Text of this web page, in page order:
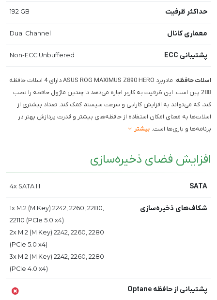
حداکثر ظرفیت 192 GB
معماری کانال Dual Channel
پشتیبانی ECC Non-ECC Unbuffered
اسلات حافظه
: مادربرد ASUS ROG MAXIMUS Z890 HERO دارای 4 اسلات حافظه
288 پین است. این ظرفیت به کاربر اجازه می‌دهد تا چندین ماژول حافظه را نصب
کند، که می‌تواند به افزایش کارایی و سرعت سیستم کمک کند. تعداد بیشتری از
اسلات‌ها به معنای امکان استفاده از حافظه‌های بیشتر و قدرت پردازش بهتر در
برنامه‌ها و بازی‌ها است. بیشتر
افزایش فضای ذخیره‌سازی
SATA
4x SATA III
شکاف‌های ذخیره‌سازی
1x M.2 (M Key) 2242, 2260, 2280,
22110 (PCIe 5.0 x4)
2x M.2 (M Key) 2242, 2260, 2280
(PCIe 5.0 x4)
3x M.2 (M Key) 2242, 2260, 2280
(PCIe 4.0 x4)
پشتیبانی از حافظه Optane